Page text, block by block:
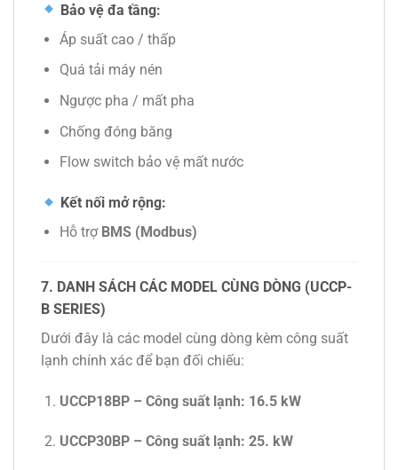
Bảo vệ đa tầng:
Áp suất cao / thấp
Quá tải máy nén
Ngược pha / mất pha
Chống đóng băng
Flow switch bảo vệ mất nước
Kết nối mở rộng:
Hỗ trợ BMS (Modbus)
7. DANH SÁCH CÁC MODEL CÙNG DÒNG (UCCP-
B SERIES)
Dưới đây là các model cùng dòng kèm công suất
lạnh chính xác để bạn đối chiếu:
UCCP18BP – Công suất lạnh: 16.5 kW
UCCP30BP – Công suất lạnh: 25. kW